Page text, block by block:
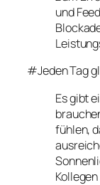
und
#Jeden Tag
Es gibt
fühlen,